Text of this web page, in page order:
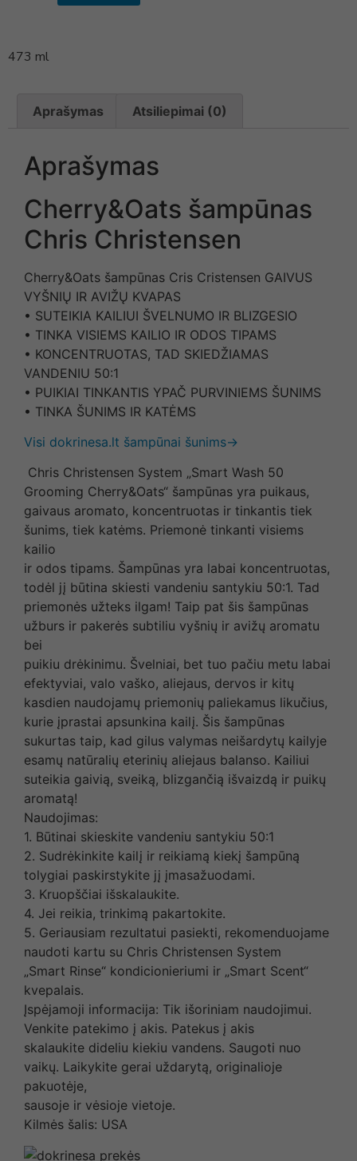
473 ml
Aprašymas Atsiliepimai (0)
Aprašymas
Cherry&Oats šampūnas
Chris Christensen
Cherry&Oats šampūnas Cris Cristensen GAIVUS
VYŠNIŲ IR AVIŽŲ KVAPAS
• SUTEIKIA KAILIUI ŠVELNUMO IR BLIZGESIO
• TINKA VISIEMS KAILIO IR ODOS TIPAMS
• KONCENTRUOTAS, TAD SKIEDŽIAMAS
VANDENIU 50:1
• PUIKIAI TINKANTIS YPAČ PURVINIEMS ŠUNIMS
• TINKA ŠUNIMS IR KATĖMS
Visi dokrinesa.lt šampūnai šunims→
Chris Christensen System „Smart Wash 50
Grooming Cherry&Oats“ šampūnas yra puikaus,
gaivaus aromato, koncentruotas ir tinkantis tiek
šunims, tiek katėms. Priemonė tinkanti visiems
kailio
ir odos tipams. Šampūnas yra labai koncentruotas,
todėl jį būtina skiesti vandeniu santykiu 50:1. Tad
priemonės užteks ilgam! Taip pat šis šampūnas
užburs ir pakerės subtiliu vyšnių ir avižų aromatu
bei
puikiu drėkinimu. Švelniai, bet tuo pačiu metu labai
efektyviai, valo vaško, aliejaus, dervos ir kitų
kasdien naudojamų priemonių paliekamus likučius,
kurie įprastai apsunkina kailį. Šis šampūnas
sukurtas taip, kad gilus valymas neišardytų kailyje
esamų natūralių eterinių aliejaus balanso. Kailiui
suteikia gaivią, sveiką, blizgančią išvaizdą ir puikų
aromatą!
Naudojimas:
1. Būtinai skieskite vandeniu santykiu 50:1
2. Sudrėkinkite kailį ir reikiamą kiekį šampūną
tolygiai paskirstykite jį įmasažuodami.
3. Kruopščiai išskalaukite.
4. Jei reikia, trinkimą pakartokite.
5. Geriausiam rezultatui pasiekti, rekomenduojame
naudoti kartu su Chris Christensen System
„Smart Rinse“ kondicionieriumi ir „Smart Scent“
kvepalais.
Įspėjamoji informacija: Tik išoriniam naudojimui.
Venkite patekimo į akis. Patekus į akis
skalaukite dideliu kiekiu vandens. Saugoti nuo
vaikų. Laikykite gerai uždarytą, originalioje
pakuotėje,
sausoje ir vėsioje vietoje.
Kilmės šalis: USA